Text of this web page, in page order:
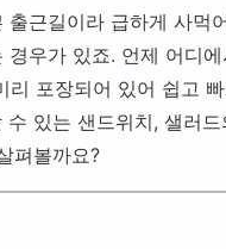
근길이라 급하게 사먹
우가 있죠. 언제 어디
리 포장되어 있어 쉽고
있는 샌드위치, 샐러
펴볼까요?